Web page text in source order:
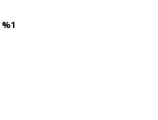
%1